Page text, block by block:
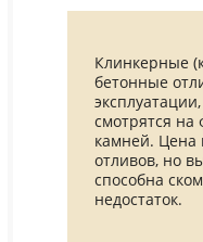
Клинкерные
бетонные
смотрятся на
камней. Цена
отливов, но
способна
недостаток.